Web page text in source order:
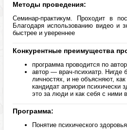
Методы проведения:
Семинар-практикум. Проходит в
Благодаря использованию видео и
быстрее и увереннее
Конкурентные преимущества
программа проводится по
автор — врач-психиатр. Нигде
личностях, и не объясняют,
кандидат априори
это за люди и как себя с ними
Программа:
Понятие психического здоровья